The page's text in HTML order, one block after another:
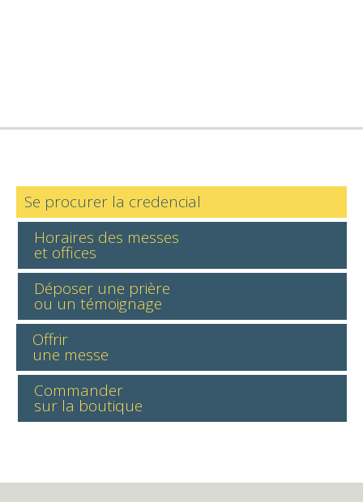
Se procurer la credencial
Horaires des messes
et offices
Déposer une prière
ou un témoignage
Offrir
une messe
Commander
sur la boutique